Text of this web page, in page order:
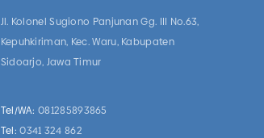
Jl. Kolonel Sugiono Panjunan Gg. III No.63,
Kepuhkiriman, Kec. Waru, Kabupaten
Sidoarjo, Jawa Timur
Tel/WA: 081285893865
Tel: 0341 324 862